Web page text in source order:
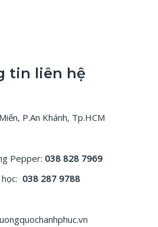
tin liên hệ
P.An Khánh, Tp.HCM
Pepper: 038 828 7969
038 287 9788